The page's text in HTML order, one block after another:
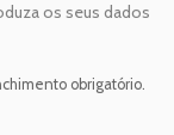
os seus dados
obrigatório.